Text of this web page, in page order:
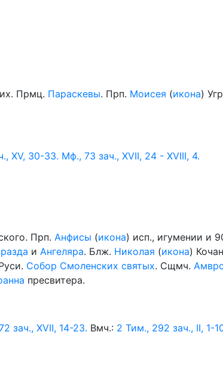
Прмц. Параскевы. Прп. Моисея (икона)
XV, 30-33. Мф., 73 зач., XVII, 24 - XVIII, 4.
Прп. Анфисы (икона) исп., игумении и
и Ангеляра. Блж. Николая (икона)
Собор Смоленских святых. Сщмч.
пресвитера.
зач., XVII, 14-23. Вмч.: 2 Тим., 292 зач., II, 1-